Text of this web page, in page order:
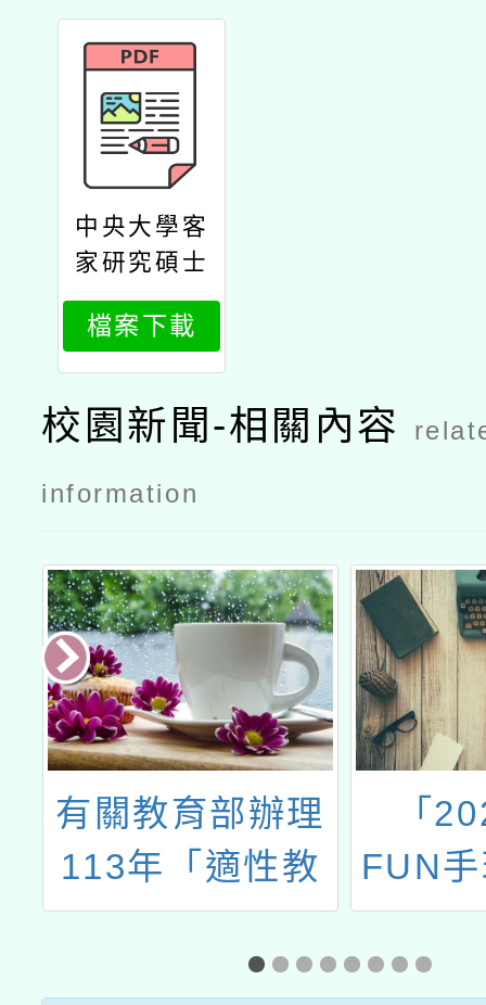
中央大學客
家研究碩士
學分班公文
檔案下載
校園新聞-相關內容
information
有關教育部辦理
113年「適性教
學基地學校」及
「適性教學教材
「
FUN
教育